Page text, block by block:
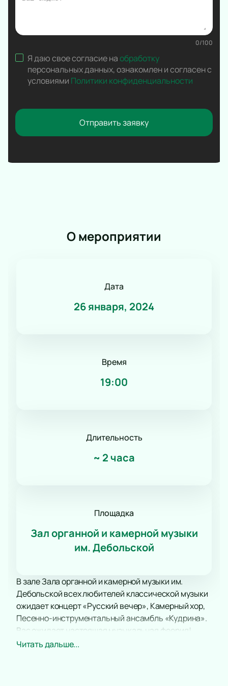
Народная песня
Comedy Club
0/100
Я даю свое согласие наобработку
персональных данных,ознакомлен и согласен с
условиями Политики конфиденциальности
Отправить заявку
О мероприятии
Дата
26 января, 2024
Время
19:00
Длительность
~ 2 часа
Площадка
Зал органной и камерной музыки
им. Дебольской
В зале Зала органной и камерной музыки им.
Дебольской всех любителей классической музыки
ожидает концерт «Русский вечер», Камерный хор,
Песенно-инструментальный ансамбль «Кудрина».
Вас ожидает настоящая музыкальная феерия!
Оркестр исполнит композиции мировых классиков,
Читать дальше...